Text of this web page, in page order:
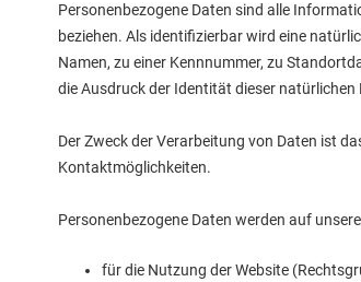
Personenbezogene Daten sind alle
beziehen. Als identifizierbar wird eine
Namen, zu einer Kennnummer, zu
die Ausdruck der Identität dieser natürlichen
Der Zweck der Verarbeitung von Daten ist
Kontaktmöglichkeiten.
Personenbezogene Daten werden auf
für die Nutzung der Website